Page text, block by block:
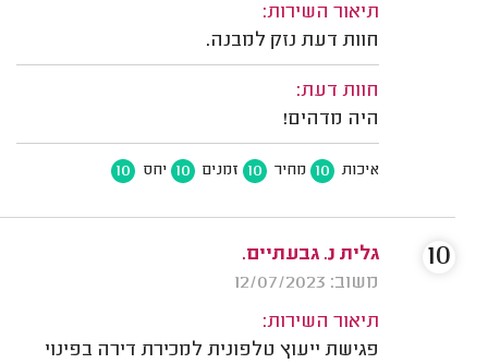
תיאור השירות:
חוות דעת נזק למבנה.
חוות דעת:
היה מדהים!
איכות 10 מחיר 10 זמנים 10 יחס 10
גלית נ. גבעתיים.
משוב: 12/07/2023
תיאור השירות:
פגישת ייעוץ טלפונית למכירת דירה בפינוי
10